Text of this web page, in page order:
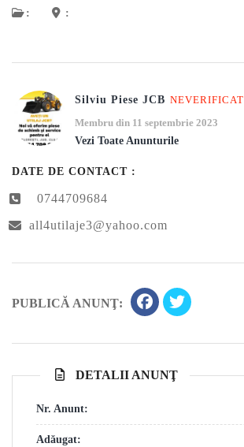
: :
Silviu Piese JCB NEVERIFICAT
Membru din 11 septembrie 2023
Vezi Toate Anunturile
DATE DE CONTACT :
0744709684
all4utilaje3@yahoo.com
PUBLICĂ ANUNŢ:
DETALII ANUNŢ
Nr. Anunt:
Adăugat: